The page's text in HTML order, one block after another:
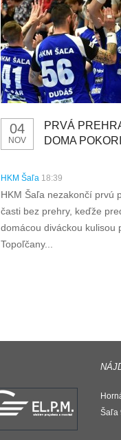
04
NOV
PRVÁ
DOMA
HKM Šaľa 18:39
HKM Šaľa nezakončí prvú
časti bez prehry, keďže
domácou diváckou kulisou
Topoľčany...
Šaľa